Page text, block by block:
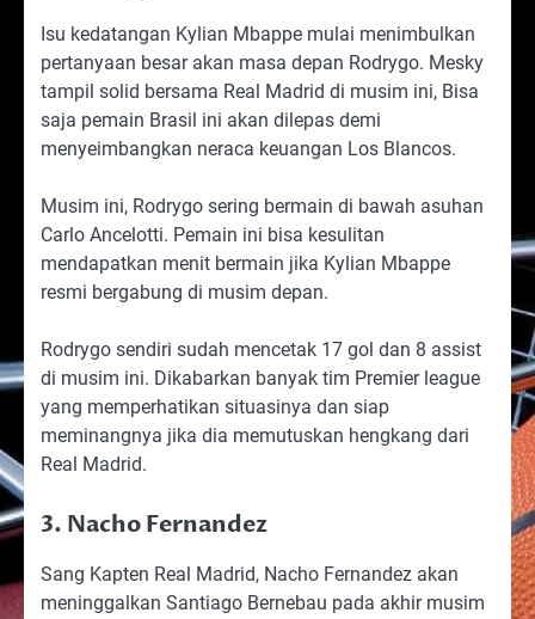
Isu kedatangan Kylian Mbappe mulai menimbulkan
pertanyaan besar akan masa depan Rodrygo. Mesky
tampil solid bersama Real Madrid di musim ini, Bisa
saja pemain Brasil ini akan dilepas demi
menyeimbangkan neraca keuangan Los Blancos.
Musim ini, Rodrygo sering bermain di bawah asuhan
Carlo Ancelotti. Pemain ini bisa kesulitan
mendapatkan menit bermain jika Kylian Mbappe
resmi bergabung di musim depan.
Rodrygo sendiri sudah mencetak 17 gol dan 8 assist
di musim ini. Dikabarkan banyak tim Premier league
yang memperhatikan situasinya dan siap
meminangnya jika dia memutuskan hengkang dari
Real Madrid.
3. Nacho Fernandez
Sang Kapten Real Madrid, Nacho Fernandez akan
meninggalkan Santiago Bernebau pada akhir musim